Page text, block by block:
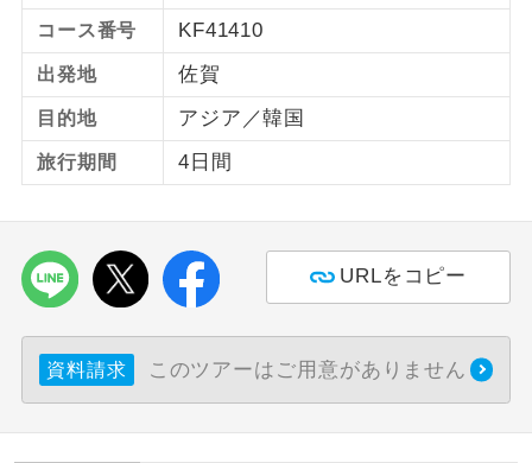
コース番号 KF41410
出発地 佐賀
目的地 アジア／韓国
旅行期間 4日間
URLをコピー
資料請求 このツアーはご用意がありません
ホテル指定
ご紹介するホテルを指定したコースで
す。